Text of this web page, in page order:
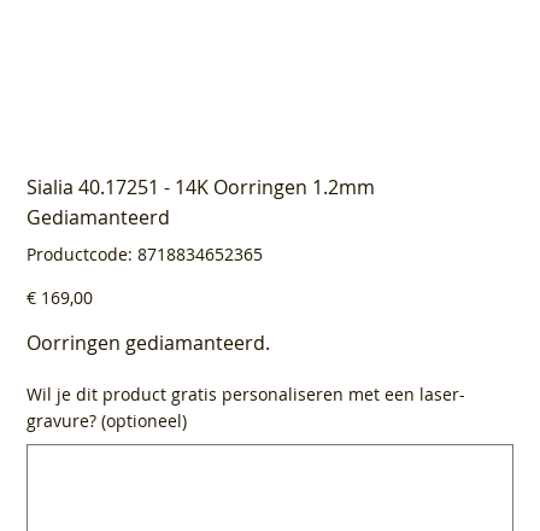
Sialia 40.17251 - 14K Oorringen 1.2mm
Gediamanteerd
Productcode: Productcode
8718834652365
8718834652365
Prijs
€ 169,00
Oorringen gediamanteerd.
Wil je dit product gratis personaliseren met een laser-
gravure? (optioneel)